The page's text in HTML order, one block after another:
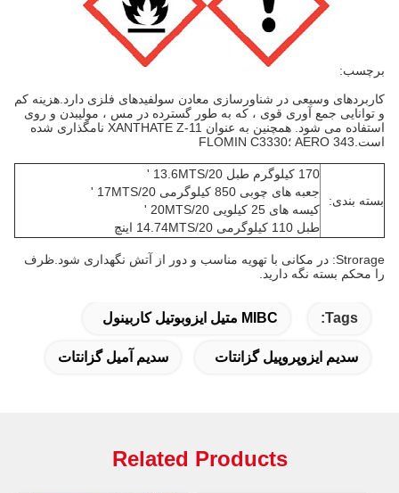
برچسب:
کاربردهای وسیعی در شناورسازی معادن سولفیدهای فلزی دارد.هزینه کم
و توانایی جمع آوری قوی ، که به طور گسترده در مس ، مولیبدن و روی
استفاده می شود. همچنین به عنوان XANTHATE Z-11 نامگذاری شده
است.AERO 343 ؛FLOMIN C3330
بسته بندی:
170 کیلوگرم طبل 13.6MTS/20 '
جعبه های چوبی 850 کیلوگرمی 17MTS/20 '
کیسه های 25 کیلویی 20MTS/20 '
طبل 110 کیلوگرمی 14.74MTS/20 اینچ
Strorage: در مکانی با تهویه مناسب و دور از آتش نگهداری شود.ظرف
را محکم بسته نگه دارید.
Tags: MIBC متیل ایزوبوتیل کاربینول
سدیم ایزوپروپیل گزانتات سدیم آمیل گزانتات
Related Products